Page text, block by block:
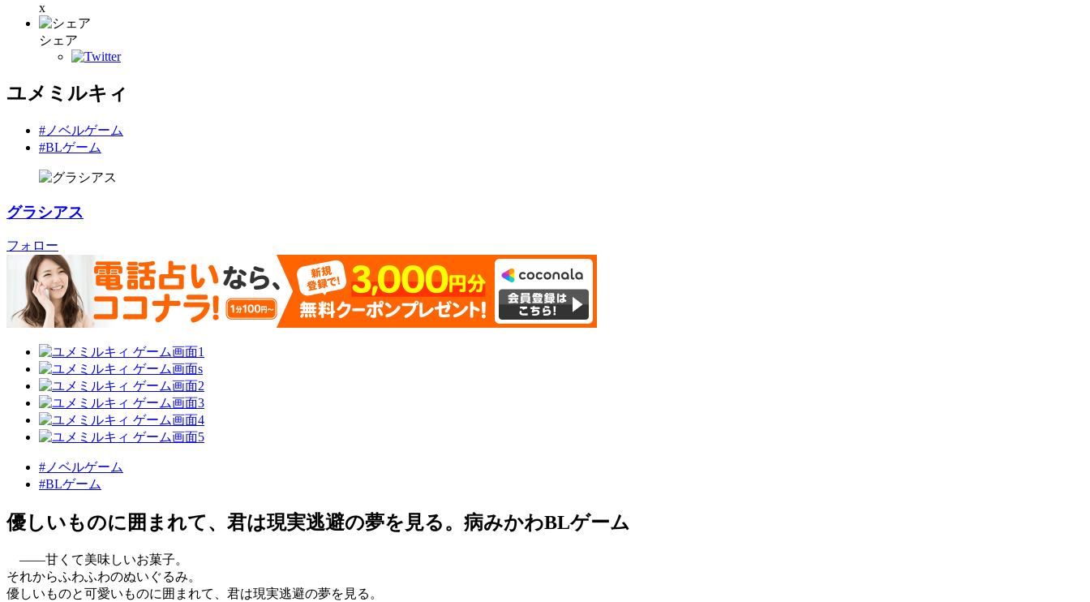
x
シェア
ユメミルキィ
#ノベルゲーム
#BLゲーム
グラシアス
フォロー
#ノベルゲーム
#BLゲーム
優しいものに囲まれて、君は現実逃避の夢を見る。病みかわBLゲーム
――甘くて美味しいお菓子。
それからふわふわのぬいぐるみ。
優しいものと可愛いものに囲まれて、君は現実逃避の夢を見る。